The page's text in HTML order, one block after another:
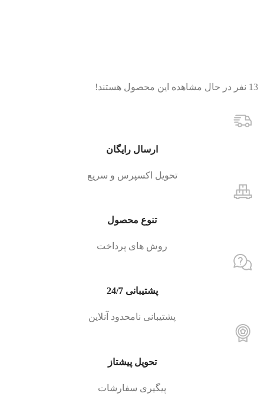
13 نفر در حال مشاهده این محصول هستند!
ارسال رایگان
تحویل اکسپرس و سریع
تنوع محصول
روش های پرداخت
پشتیبانی 24/7
پشتیبانی نامحدود آنلاین
تحویل پیشتاز
پیگیری سفارشات